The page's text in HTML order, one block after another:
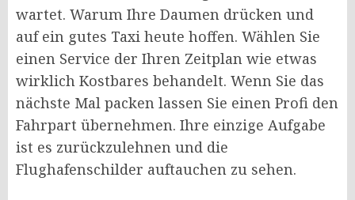
wartet. Warum Ihre Daumen drücken und
auf ein gutes Taxi heute hoffen. Wählen Sie
einen Service der Ihren Zeitplan wie etwas
wirklich Kostbares behandelt. Wenn Sie das
nächste Mal packen lassen Sie einen Profi den
Fahrpart übernehmen. Ihre einzige Aufgabe
ist es zurückzulehnen und die
Flughafenschilder auftauchen zu sehen.